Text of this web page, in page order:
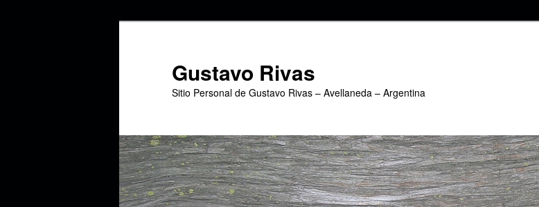
Gustavo Rivas
Sitio Personal de Gustavo Rivas – Avellaneda – Argentina